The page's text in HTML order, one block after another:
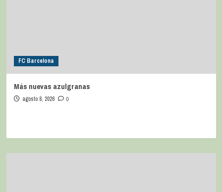
FC Barcelona
Más nuevas azulgranas
agosto 8, 2026 0